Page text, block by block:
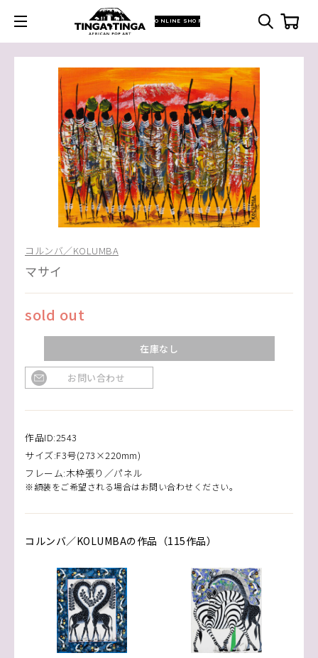
ONLINE SHOP
コルンバ／KOLUMBA
マサイ
sold out
在庫なし
お問い合わせ
作品ID:2543
サイズ:F3号(273×220mm)
フレーム:木枠張り／パネル
※額装をご希望される場合はお問い合わせください。
コルンバ／KOLUMBAの作品（115作品）